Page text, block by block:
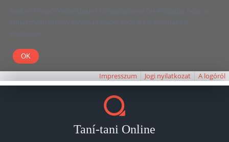
Kedves Olvasó! Weboldalunk böngészésével Ön elfogadja, hogy a
felhasználói élmény javítása céljából cookie-kat használunk.
Köszönjük!
Impresszum Jogi nyilatkozat A logóról
Taní-tani Online